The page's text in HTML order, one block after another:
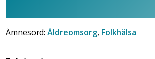
Ämnesord: Äldreomsorg, Folkhälsa